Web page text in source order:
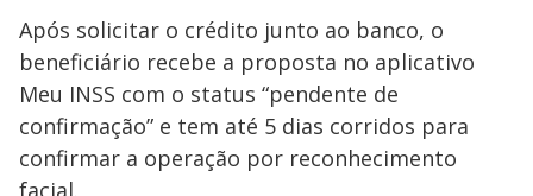
Após solicitar o crédito junto ao banco, o
beneficiário recebe a proposta no aplicativo
Meu INSS com o status “pendente de
confirmação” e tem até 5 dias corridos para
confirmar a operação por reconhecimento
facial.